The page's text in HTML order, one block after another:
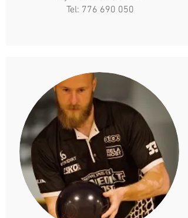
Tel: 776 690 050